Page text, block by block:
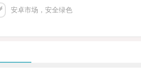
安卓市场，安全绿色